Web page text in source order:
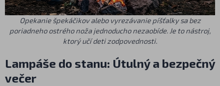
Opekanie špekáčikov alebo vyrezávanie píšťalky sa bez
poriadneho ostrého noža jednoducho nezaobíde. Je to nástroj,
ktorý učí deti zodpovednosti.
Lampáše do stanu: Útulný a bezpečný
večer